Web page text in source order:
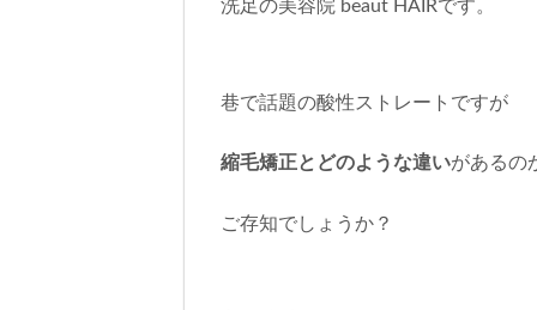
洗足の美容院 beaut HAIRです。
巷で話題の酸性ストレートですが
縮毛矯正とどのような違いがあるの
ご存知でしょうか？